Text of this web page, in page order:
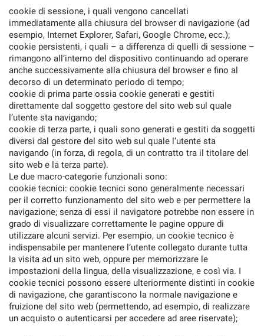
cookie di sessione, i quali vengono cancellati
immediatamente alla chiusura del browser di navigazione (ad
esempio, Internet Explorer, Safari, Google Chrome, ecc.);
cookie persistenti, i quali – a differenza di quelli di sessione –
rimangono all’interno del dispositivo continuando ad operare
anche successivamente alla chiusura del browser e fino al
decorso di un determinato periodo di tempo;
cookie di prima parte ossia cookie generati e gestiti
direttamente dal soggetto gestore del sito web sul quale
l’utente sta navigando;
cookie di terza parte, i quali sono generati e gestiti da soggetti
diversi dal gestore del sito web sul quale l’utente sta
navigando (in forza, di regola, di un contratto tra il titolare del
sito web e la terza parte).
Le due macro-categorie funzionali sono:
cookie tecnici: cookie tecnici sono generalmente necessari
per il corretto funzionamento del sito web e per permettere la
navigazione; senza di essi il navigatore potrebbe non essere in
grado di visualizzare correttamente le pagine oppure di
utilizzare alcuni servizi. Per esempio, un cookie tecnico è
indispensabile per mantenere l’utente collegato durante tutta
la visita ad un sito web, oppure per memorizzare le
impostazioni della lingua, della visualizzazione, e così via. I
cookie tecnici possono essere ulteriormente distinti in cookie
di navigazione, che garantiscono la normale navigazione e
fruizione del sito web (permettendo, ad esempio, di realizzare
un acquisto o autenticarsi per accedere ad aree riservate);
modificare
le
tue
scelte
in
qualsiasi
momento.
Cookie necessari
Cookie delle preferenze
Cookie per il miglioramento dell'esperienza utente
Cookie analitici
Cookie di marketing